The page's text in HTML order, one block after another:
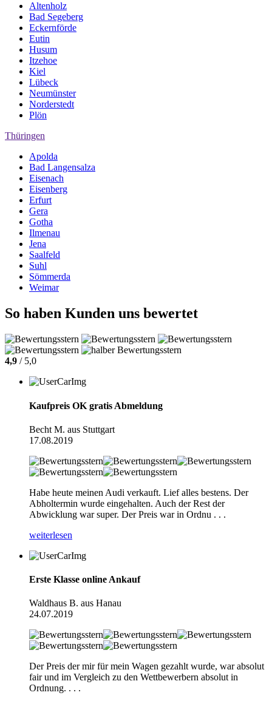
Altenholz
Bad Segeberg
Eckernförde
Eutin
Husum
Itzehoe
Kiel
Lübeck
Neumünster
Norderstedt
Plön
Thüringen
Apolda
Bad Langensalza
Eisenach
Eisenberg
Erfurt
Gera
Gotha
Ilmenau
Jena
Saalfeld
Suhl
Sömmerda
Weimar
So haben Kunden uns bewertet
4,9 / 5,0
Kaufpreis OK gratis Abmeldung
Becht M. aus Stuttgart
17.08.2019
Habe heute meinen Audi verkauft. Lief alles bestens. Der
Abholtermin wurde eingehalten. Auch der Rest der
Abwicklung war super. Der Preis war in Ordnu . . .
weiterlesen
Erste Klasse online Ankauf
Waldhaus B. aus Hanau
24.07.2019
Der Preis der mir für mein Wagen gezahlt wurde, war absolut
fair und im Vergleich zu den Wettbewerbern absolut in
Ordnung. . . .